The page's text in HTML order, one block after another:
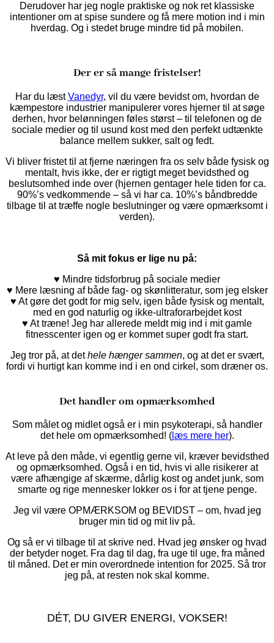
Derudover har jeg nogle praktiske og nok ret klassiske
intentioner om at spise sundere og få mere motion ind i min
hverdag. Og i stedet bruge mindre tid på mobilen.
Der er så mange fristelser!
Har du læstVanedyr, vil du være bevidst om, hvordan de
kæmpestore industrier manipulerer vores hjerner til at søge
derhen, hvor belønningen føles størst – til telefonen og de
sociale medier og til usund kost med den perfekt udtænkte
balance mellem sukker, salt og fedt.
Vi bliver fristet til at fjerne næringen fra os selv både fysisk og
mentalt, hvis ikke, der er rigtigt meget bevidsthed og
beslutsomhed inde over (hjernen gentager hele tiden for ca.
90%’s vedkommende – så vi har ca. 10%’s båndbredde
tilbage til at træffe nogle beslutninger og være opmærksomt i
verden).
Så mit fokus er lige nu på:
♥ Mindre tidsforbrug på sociale medier
♥ Mere læsning af både fag- og skønlitteratur, som jeg elsker
♥ At gøre det godt for mig selv, igen både fysisk og mentalt,
med en god naturlig og ikke-ultraforarbejdet kost
♥ At træne! Jeg har allerede meldt mig ind i mit gamle
fitnesscenter igen og er kommet super godt fra start.
Jeg tror på, at dethele hænger sammen, og at det er svært,
fordi vi hurtigt kan komme ind i en ond cirkel, som dræner os.
Det handler om opmærksomhed
Som målet og midlet også er i min psykoterapi, så handler
det hele om opmærksomhed! (læs mere her).
At leve på den måde, vi egentlig gerne vil, kræver bevidsthed
og opmærksomhed. Også i en tid, hvis vi alle risikerer at
være afhængige af skærme, dårlig kost og andet junk, som
smarte og rige mennesker lokker os i for at tjene penge.
Jeg vil være OPMÆRKSOM og BEVIDST – om, hvad jeg
bruger min tid og mit liv på.
Og så er vi tilbage til at skrive ned. Hvad jeg ønsker og hvad
der betyder noget. Fra dag til dag, fra uge til uge, fra måned
til måned. Det er min overordnede intention for 2025. Så tror
jeg på, at resten nok skal komme.
DÉT, DU GIVER ENERGI, VOKSER!